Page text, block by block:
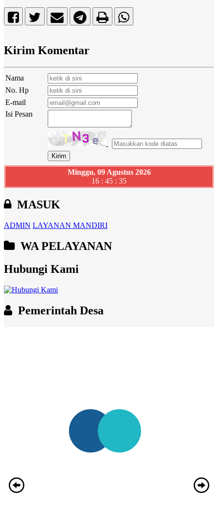
Kirim Komentar
Nama
No. Hp
E-mail
Isi Pesan
Minggu, 09 Agustus 2026
16 : 45 : 36
MASUK
ADMIN LAYANAN MANDIRI
WA PELAYANAN
Hubungi Kami
Pemerintah Desa